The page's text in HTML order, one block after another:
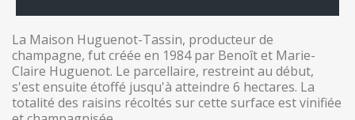
La Maison Huguenot-Tassin, producteur de
champagne, fut créée en 1984 par Benoît et Marie-
Claire Huguenot. Le parcellaire, restreint au début,
s'est ensuite étoffé jusqu'à atteindre 6 hectares. La
totalité des raisins récoltés sur cette surface est vinifiée